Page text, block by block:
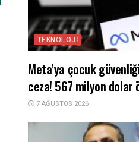
TEKNOLOJI
Meta’ya çocuk
ceza! 567 milyon dolar
7 AĞUSTOS 2026